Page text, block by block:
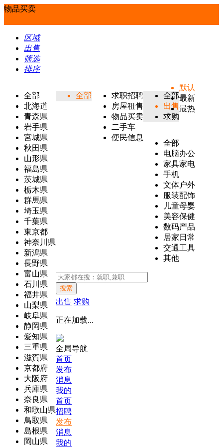
物品买卖
区域
出售
筛选
排序
全部
北海道
青森県
岩手県
宮城県
秋田県
山形県
福島県
茨城県
栃木県
群馬県
埼玉県
千葉県
東京都
神奈川県
新潟県
長野県
富山県
石川県
福井県
山梨県
岐阜県
静岡県
愛知県
三重県
滋賀県
京都府
大阪府
兵庫県
奈良県
和歌山県
鳥取県
島根県
岡山県
全部
求职招聘
房屋租售
物品买卖
二手车
便民信息
全部
出售
求购
全部
电脑办公
家具家电
手机
文体户外
服装配饰
儿童母婴
美容保健
数码产品
居家日常
交通工具
其他
默认
最新
最热
搜索
出售 求购
正在加载...
全局导航
首页
发布
消息
我的
首页
招聘
发布
消息
我的